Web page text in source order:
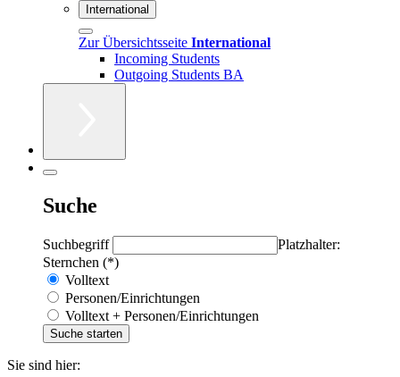
International
Zur Übersichtsseite International
Incoming Students
Outgoing Students BA
Suche
Suchbegriff
Platzhalter:
Sternchen (*)
Volltext
Personen/Einrichtungen
Volltext + Personen/Einrichtungen
Sie sind hier: